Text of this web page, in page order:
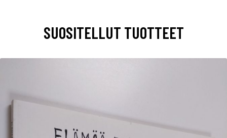
SUOSITELLUT TUOTTEET